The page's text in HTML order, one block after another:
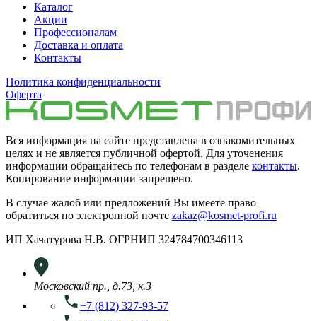
Каталог
Акции
Профессионалам
Доставка и оплата
Контакты
Политика конфиденциальности
Оферта
Вся информация на сайте представлена в ознакомительных
целях и не является публичной офертой. Для уточенения
информации обращайтесь по телефонам в разделе контакты.
Копирование информации запрещено.
В случае жалоб или предложений Вы имеете право
обратиться по электронной почте zakaz@kosmet-profi.ru
ИП Хачатурова Н.В. ОГРНИП 324784700346113
Московский пр., д.73, к.3
+7 (812) 327-93-57